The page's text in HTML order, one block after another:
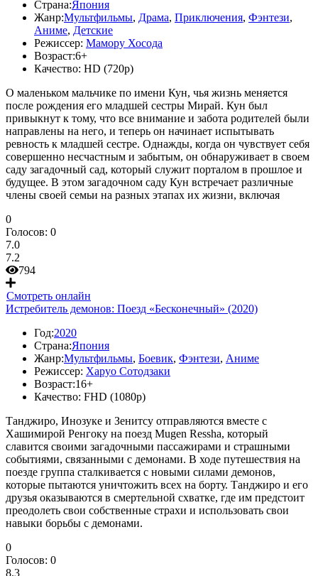
Страна:Япония
Жанр:Мультфильмы, Драма, Приключения, Фэнтези,
Аниме, Детские
Режиссер: Мамору Хосода
Возраст:6+
Качество: HD (720p)
О маленьком мальчике по имени Кун, чья жизнь меняется
после рождения его младшей сестры Мирай. Кун был
привыкнут к тому, что все внимание и забота родителей были
направлены на него, и теперь он начинает испытывать
ревность к младшей сестре. Однажды, когда он чувствует себя
совершенно несчастным и забытым, он обнаруживает в своем
саду загадочный сад, который служит порталом в прошлое и
будущее. В этом загадочном саду Кун встречает различные
члены своей семьи на разных этапах их жизни, включая
0
Голосов: 0
7.0
7.2
794
Смотреть онлайн
Истребитель демонов: Поезд «Бесконечный» (2020)
Год:2020
Страна:Япония
Жанр:Мультфильмы, Боевик, Фэнтези, Аниме
Режиссер: Харуо Сотодзаки
Возраст:16+
Качество: FHD (1080p)
Танджиро, Инозуке и Зенитсу отправляются вместе с
Хашимирой Ренгоку на поезд Mugen Ressha, который
славится своими загадочными пассажирами и страшными
событиями, связанными с демонами. В ходе путешествия на
поезде группа сталкивается с новыми силами демонов,
которые пытаются уничтожить всех на борту. Танджиро и его
друзья оказываются в смертельной схватке, где им предстоит
преодолеть свои собственные страхи и использовать свои
навыки борьбы с демонами.
0
Голосов: 0
8.3